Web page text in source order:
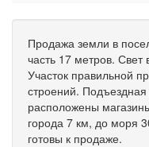
Продажа земли в
часть 17 метров.
Участок правильной
строений.
расположены
города 7 км, до моря
готовы к продаже.